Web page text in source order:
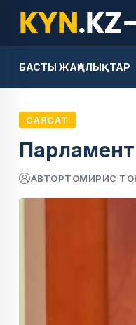
БАСТЫ ЖАҢАЛЫҚТАР
САЯСАТ
Парламент
АВТОРТОМИРИС